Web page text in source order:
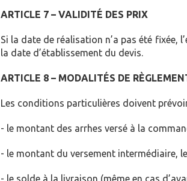
ARTICLE 7 – VALIDITÉ DES PRIX
Si la date de réalisation n’a pas été fixée,
la date d’établissement du devis.
ARTICLE 8 – MODALITÉS DE
Les conditions particulières doivent
- le montant des arrhes versé à la
- le montant du versement intermédiaire,
- le solde à la livraison (même en cas